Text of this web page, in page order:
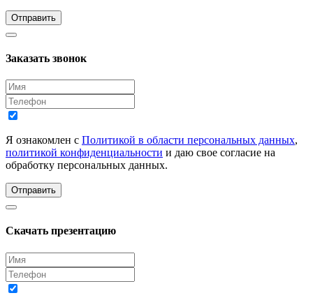
Отправить
Заказать звонок
Я ознакомлен с Политикой в области персональных данных,
политикой конфиденциальности и даю свое согласие на
обработку персональных данных.
Отправить
Скачать презентацию